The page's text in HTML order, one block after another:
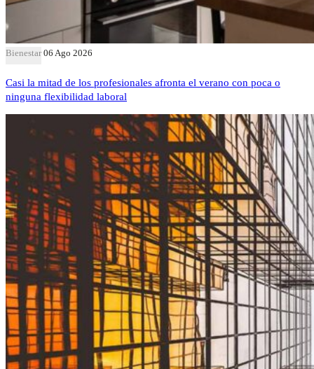
Bienestar 06 Ago 2026
Casi la mitad de los profesionales afronta el verano con poca o
ninguna flexibilidad laboral